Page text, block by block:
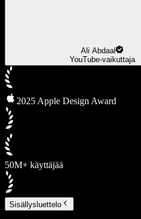
Ali Abdaal
YouTube-vaikuttaja
2025 Apple Design Award
50M+ käyttäjää
Sisällysluettelo